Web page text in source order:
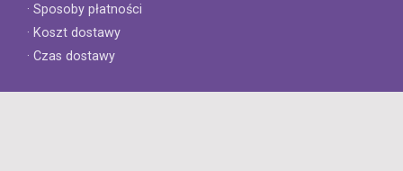
· Sposoby płatności
· Koszt dostawy
· Czas dostawy